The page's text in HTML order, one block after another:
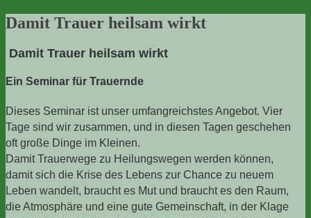
Damit Trauer heilsam wirkt
Damit Trauer heilsam wirkt
Ein Seminar für Trauernde
Dieses Seminar ist unser umfangreichstes Angebot. Vier
Tage sind wir zusammen, und in diesen Tagen geschehen
oft große Dinge im Kleinen.
Damit Trauerwege zu Heilungswegen werden können,
damit sich die Krise des Lebens zur Chance zu neuem
Leben wandelt, braucht es Mut und braucht es den Raum,
die Atmosphäre und eine gute Gemeinschaft, in der Klage